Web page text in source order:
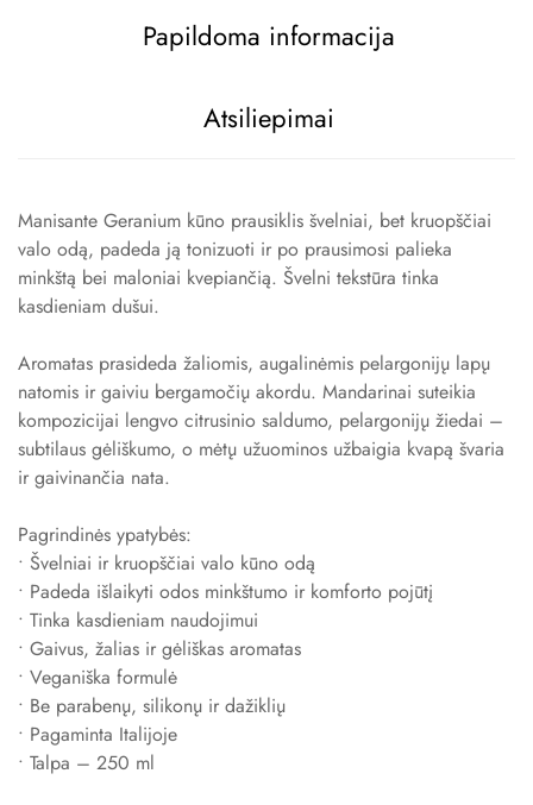
Papildoma informacija
Atsiliepimai
Manisante Geranium kūno prausiklis švelniai, bet kruopščiai
valo odą, padeda ją tonizuoti ir po prausimosi palieka
minkštą bei maloniai kvepiančią. Švelni tekstūra tinka
kasdieniam dušui.
Aromatas prasideda žaliomis, augalinėmis pelargonijų lapų
natomis ir gaiviu bergamočių akordu. Mandarinai suteikia
kompozicijai lengvo citrusinio saldumo, pelargonijų žiedai –
subtilaus gėliškumo, o mėtų užuominos užbaigia kvapą švaria
ir gaivinančia nata.
Pagrindinės ypatybės:
• Švelniai ir kruopščiai valo kūno odą
• Padeda išlaikyti odos minkštumo ir komforto pojūtį
• Tinka kasdieniam naudojimui
• Gaivus, žalias ir gėliškas aromatas
• Veganiška formulė
• Be parabenų, silikonų ir dažiklių
• Pagaminta Italijoje
• Talpa – 250 ml
RUGPJŪČIO 3+1
Pirkite 4 prekes, o pigiausią iš jų gaukite
nemokamai!
Perkant 12 prekių – 3 pigiausios nemokamai.
APSIPIRKTI
nukainotos prekės. Dovanų kuponai akcijoje nedalyvauja. Galioja
iki rugpjūčio 31 d. 23:59.